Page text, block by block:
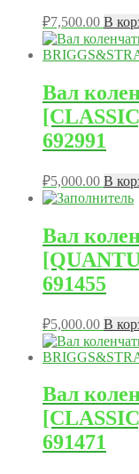
₽7,500.00 В
Вал
692991
₽5,000.00 В
Вал
691455
₽5,000.00 В
Вал
691471